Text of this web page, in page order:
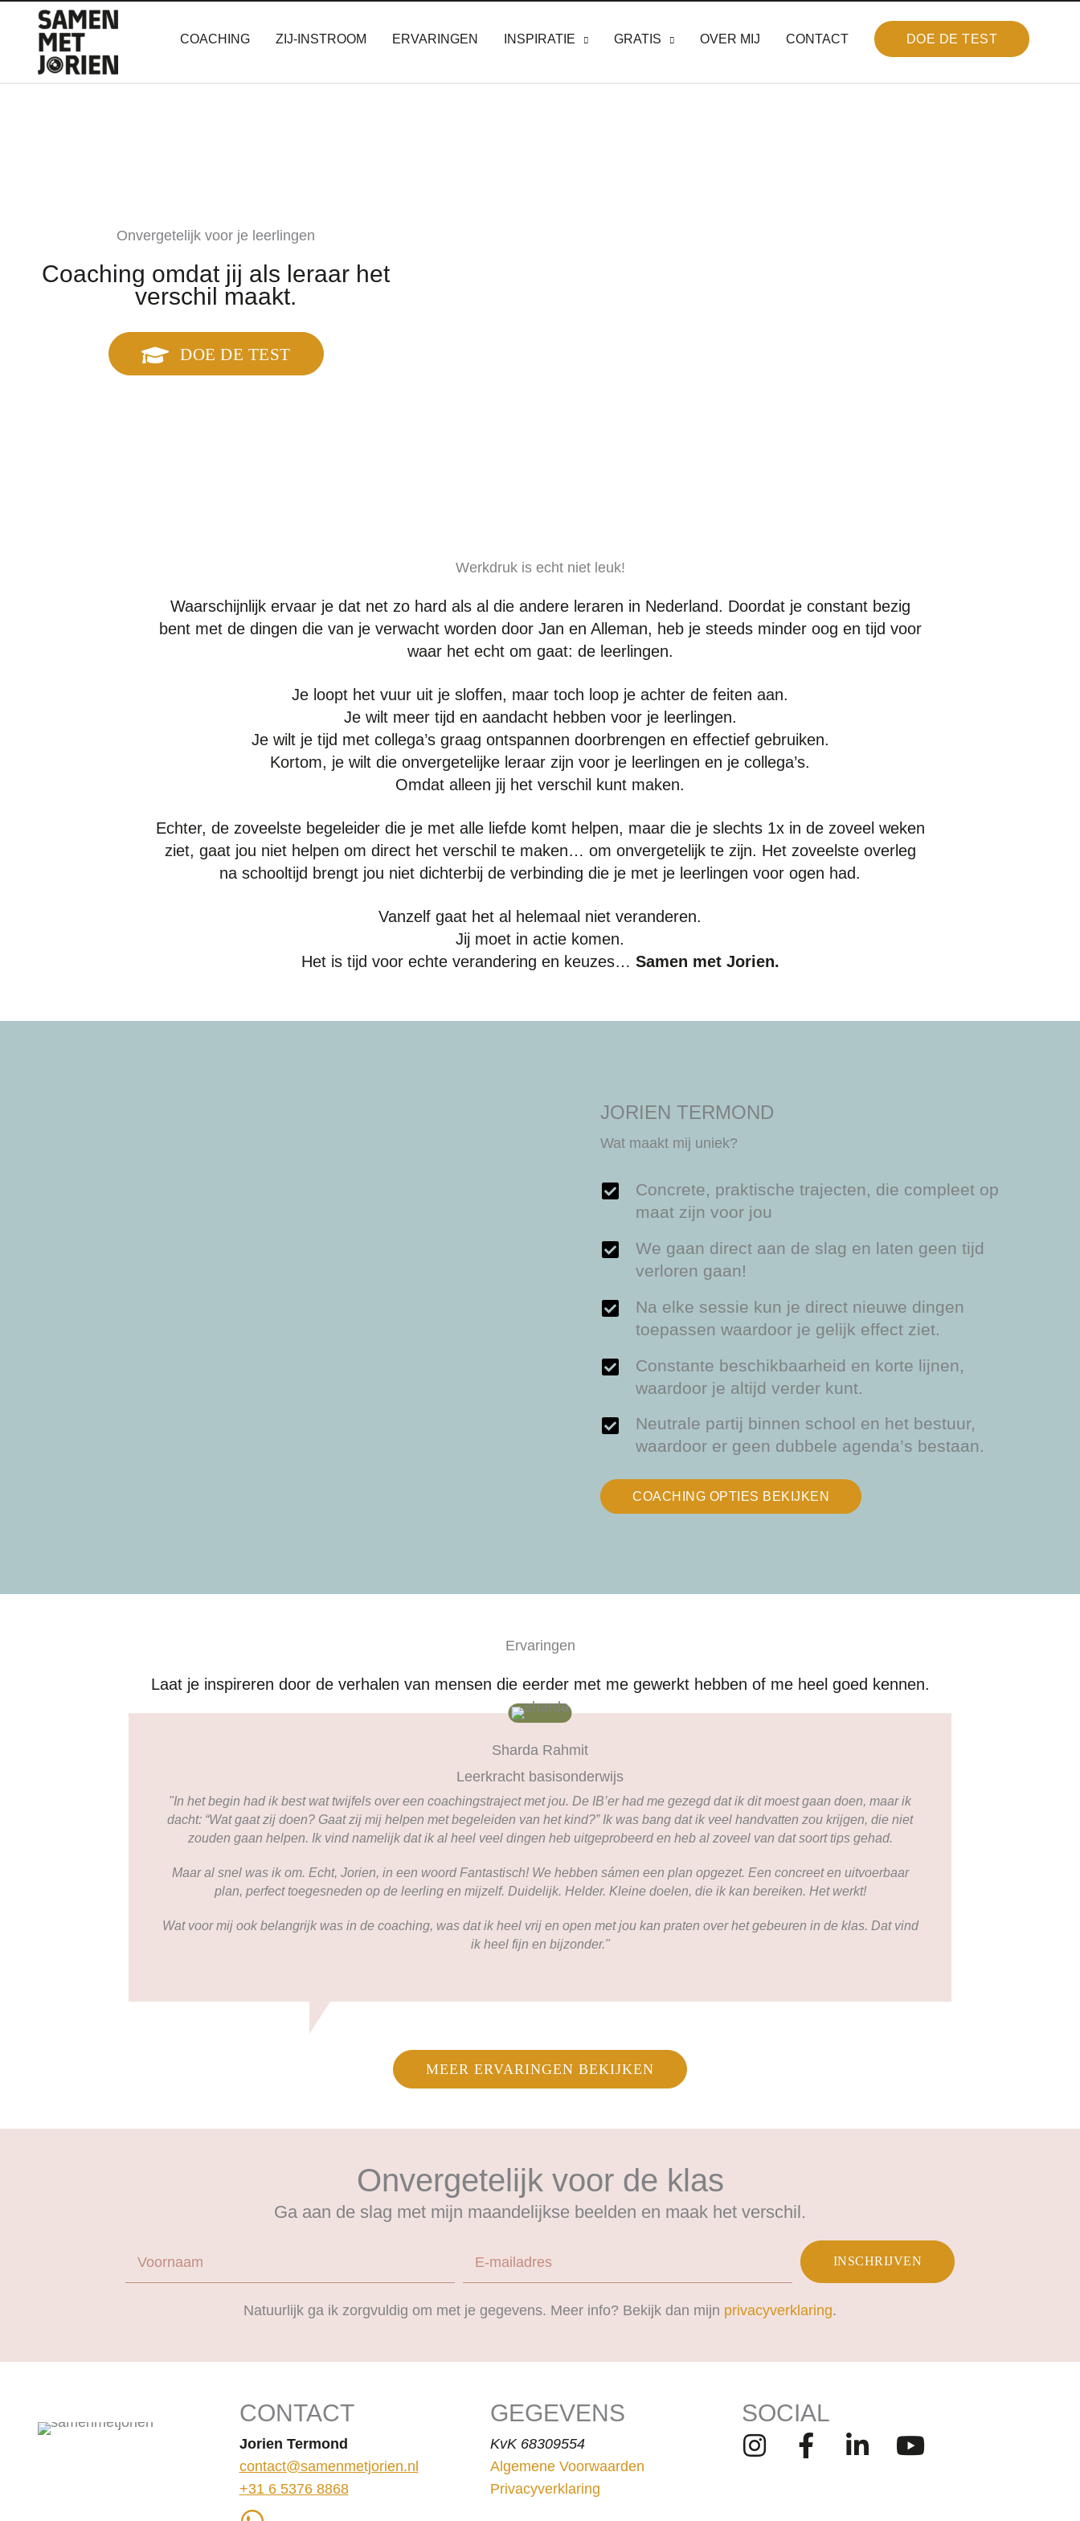
inhoud
COACHING ZIJ-INSTROOM ERVARINGEN INSPIRATIE GRATIS OVER MIJ CONTACT DOE DE TEST
Onvergetelijk voor je leerlingen
Coaching omdat jij als leraar het
verschil maakt.
DOE DE TEST
Werkdruk is echt niet leuk!
Waarschijnlijk ervaar je dat net zo hard als al die andere leraren in Nederland. Doordat je constant bezig
bent met de dingen die van je verwacht worden door Jan en Alleman, heb je steeds minder oog en tijd voor
waar het echt om gaat: de leerlingen.
Je loopt het vuur uit je sloffen, maar toch loop je achter de feiten aan.
Je wilt meer tijd en aandacht hebben voor je leerlingen.
Je wilt je tijd met collega’s graag ontspannen doorbrengen en effectief gebruiken.
Kortom, je wilt die onvergetelijke leraar zijn voor je leerlingen en je collega’s.
Omdat alleen jij het verschil kunt maken.
Echter, de zoveelste begeleider die je met alle liefde komt helpen, maar die je slechts 1x in de zoveel weken
ziet, gaat jou niet helpen om direct het verschil te maken… om onvergetelijk te zijn. Het zoveelste overleg
na schooltijd brengt jou niet dichterbij de verbinding die je met je leerlingen voor ogen had.
Vanzelf gaat het al helemaal niet veranderen.
Jij moet in actie komen.
Het is tijd voor echte verandering en keuzes… Samen met Jorien.
JORIEN TERMOND
Wat maakt mij uniek?
Concrete, praktische trajecten, die compleet op
maat zijn voor jou
We gaan direct aan de slag en laten geen tijd
verloren gaan!
Na elke sessie kun je direct nieuwe dingen
toepassen waardoor je gelijk effect ziet.
Constante beschikbaarheid en korte lijnen,
waardoor je altijd verder kunt.
Neutrale partij binnen school en het bestuur,
waardoor er geen dubbele agenda’s bestaan.
COACHING OPTIES BEKIJKEN
Ervaringen
Laat je inspireren door de verhalen van mensen die eerder met me gewerkt hebben of me heel goed kennen.
Sharda Rahmit
Leerkracht basisonderwijs
"In het begin had ik best wat twijfels over een coachingstraject met jou. De IB’er had me gezegd dat ik dit moest gaan doen, maar ik
dacht: “Wat gaat zij doen? Gaat zij mij helpen met begeleiden van het kind?” Ik was bang dat ik veel handvatten zou krijgen, die niet
zouden gaan helpen. Ik vind namelijk dat ik al heel veel dingen heb uitgeprobeerd en heb al zoveel van dat soort tips gehad.
Maar al snel was ik om. Echt, Jorien, in een woord Fantastisch! We hebben sámen een plan opgezet. Een concreet en uitvoerbaar
plan, perfect toegesneden op de leerling en mijzelf. Duidelijk. Helder. Kleine doelen, die ik kan bereiken. Het werkt!
Wat voor mij ook belangrijk was in de coaching, was dat ik heel vrij en open met jou kan praten over het gebeuren in de klas. Dat vind
ik heel fijn en bijzonder."
MEER ERVARINGEN BEKIJKEN
Onvergetelijk voor de klas
Ga aan de slag met mijn maandelijkse beelden en maak het verschil.
Voornaam E-mailadres INSCHRIJVEN
Natuurlijk ga ik zorgvuldig om met je gegevens. Meer info? Bekijk dan mijn privacyverklaring.
CONTACT
Jorien Termond
contact@samenmetjorien.nl
+31 6 5376 8868
GEGEVENS
KvK 68309554
Algemene Voorwaarden
Privacyverklaring
SOCIAL